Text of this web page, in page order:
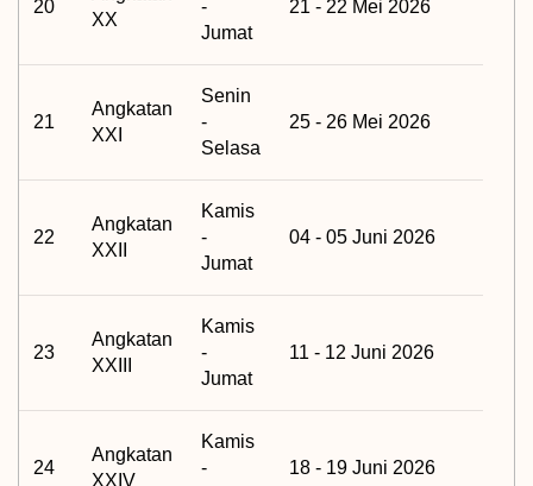
20
XX
-
Jumat
21 - 22 Mei 2026
21
Angkatan
XXI
Senin
-
Selasa
25 - 26 Mei 2026
22
Angkatan
XXII
Kamis
-
Jumat
04 - 05 Juni 2026
23
Angkatan
XXIII
Kamis
-
Jumat
11 - 12 Juni 2026
24
Angkatan
XXIV
Kamis
-
18 - 19 Juni 2026